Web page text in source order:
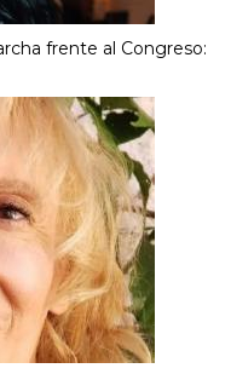
frente al Congreso: